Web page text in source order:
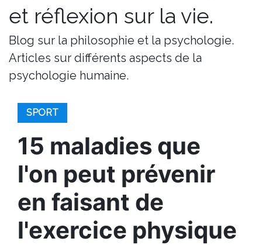
et réflexion sur la vie.
Blog sur la philosophie et la psychologie.
Articles sur différents aspects de la
psychologie humaine.
SPORT
15 maladies que
l'on peut prévenir
en faisant de
l'exercice physique